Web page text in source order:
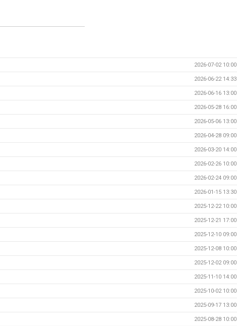
2026-07-02 10:00
2026-06-22 14:33
2026-06-16 13:00
2026-05-28 16:00
2026-05-06 13:00
2026-04-28 09:00
2026-03-20 14:00
2026-02-26 10:00
2026-02-24 09:00
2026-01-15 13:30
2025-12-22 10:00
2025-12-21 17:00
2025-12-10 09:00
2025-12-08 10:00
2025-12-02 09:00
2025-11-10 14:00
2025-10-02 10:00
2025-09-17 13:00
2025-08-28 10:00